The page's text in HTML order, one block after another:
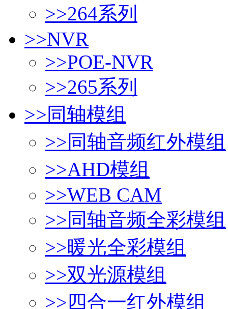
>>264系列
>>NVR
>>POE-NVR
>>265系列
>>同轴模组
>>同轴音频红外模组
>>AHD模组
>>WEB CAM
>>同轴音频全彩模组
>>暖光全彩模组
>>双光源模组
>>四合一红外模组